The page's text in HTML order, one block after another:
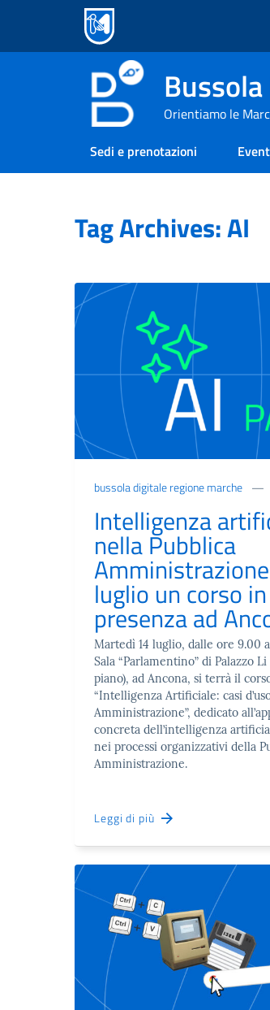
Orientiamo le
Sedi e prenotazioni
Tag Archives: AI
bussola digitale regione marche
Intelligenza
nella Pubblica
luglio un corso in
presenza ad
Martedì 14 luglio, dalle ore 9.00
Sala “Parlamentino” di Palazzo Li
piano), ad Ancona, si terrà il
“Intelligenza Artificiale: casi
Amministrazione”, dedicato
concreta dell’intelligenza
nei processi organizzativi della
Amministrazione.
Leggi di più